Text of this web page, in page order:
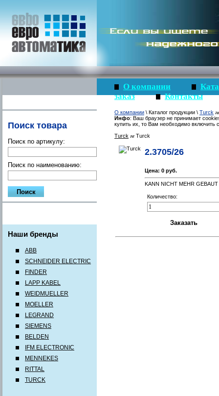
Поиск товара
Поиск по артикулу:
Поиск по наименованию:
Наши бренды
ABB
SCHNEIDER ELECTRIC
FINDER
LAPP KABEL
WEIDMUELLER
MOELLER
LEGRAND
SIEMENS
BELDEN
IFM ELECTRONIC
MENNEKES
RITTAL
TURCK
О компании
заказ
Контакты
О компании \ Каталог продукции \ Turck
Инфо: Ваш браузер не принимает
купить их, то Вам необходимо включить
Turck
Turck
2.3705/26
Цена: 0 руб.
KANN NICHT MEHR
Количество: